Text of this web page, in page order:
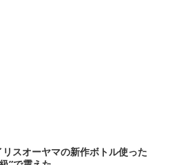
スオーヤマの新作ボトル使った